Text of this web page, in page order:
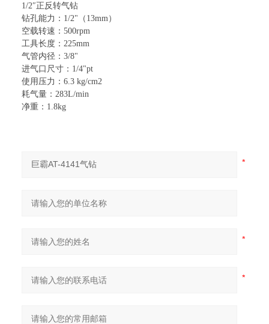
1/2″正反转气钻
钻孔能力： 1/2" （ 13mm ）
空载转速： 500rpm
工具长度： 225mm
气管内径： 3/8"
进气口尺寸： 1/4"pt
使用压力： 6.3 kg/cm2
耗气量： 283L/min
净重： 1.8kg